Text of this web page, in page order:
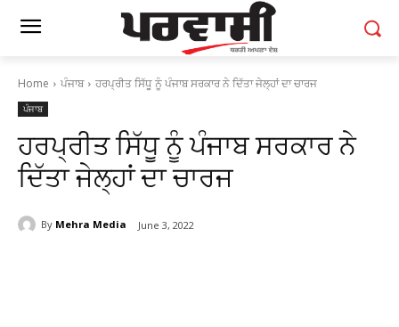
Home ਪੰਜਾਬ ਹਰਪ੍ਰੀਤ ਸਿੱਧੂ ਨੂੰ ਪੰਜਾਬ ਸਰਕਾਰ ਨੇ ਦਿੱਤਾ ਜੇਲ੍ਹਾਂ ਦਾ ਚਾਰਜ
ਪੰਜਾਬ
ਹਰਪ੍ਰੀਤ ਸਿੱਧੂ ਨੂੰ ਪੰਜਾਬ ਸਰਕਾਰ ਨੇ
ਦਿੱਤਾ ਜੇਲ੍ਹਾਂ ਦਾ ਚਾਰਜ
By Mehra Media June 3, 2022